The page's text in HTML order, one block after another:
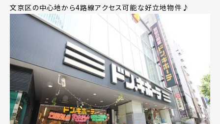
文京区の中心地から4路線アクセス可能な好立地物件♪